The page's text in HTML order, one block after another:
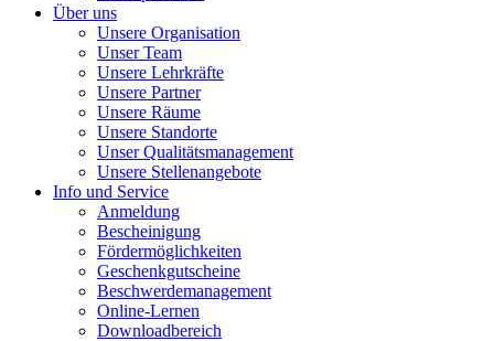
Über uns
Unsere Organisation
Unser Team
Unsere Lehrkräfte
Unsere Partner
Unsere Räume
Unsere Standorte
Unser Qualitätsmanagement
Unsere Stellenangebote
Info und Service
Anmeldung
Bescheinigung
Fördermöglichkeiten
Geschenkgutscheine
Beschwerdemanagement
Online-Lernen
Downloadbereich